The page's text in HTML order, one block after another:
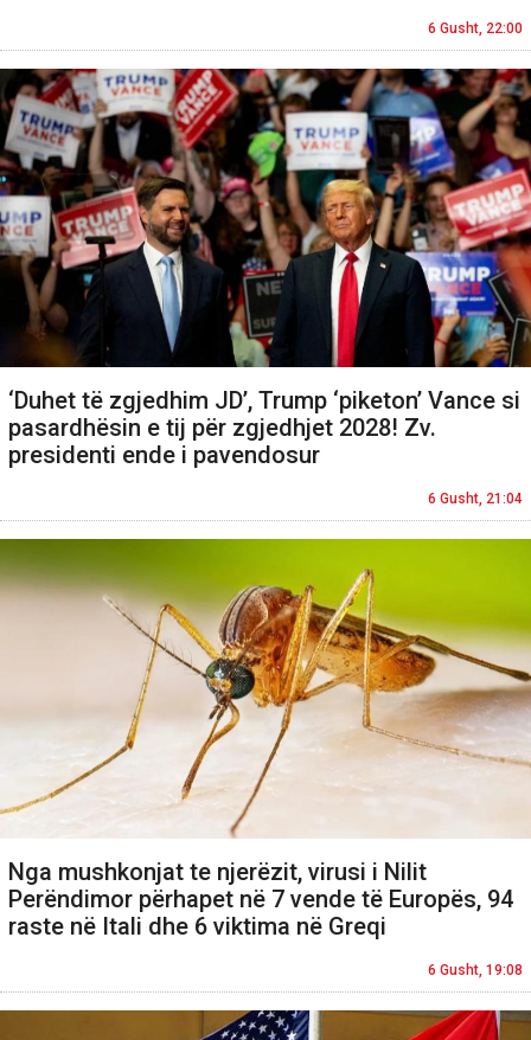
6 Gusht, 22:00
‘Duhet të zgjedhim JD’, Trump ‘piketon’ Vance si
pasardhësin e tij për zgjedhjet 2028! Zv.
presidenti ende i pavendosur
6 Gusht, 21:04
Nga mushkonjat te njerëzit, virusi i Nilit
Perëndimor përhapet në 7 vende të Europës, 94
raste në Itali dhe 6 viktima në Greqi
6 Gusht, 19:08